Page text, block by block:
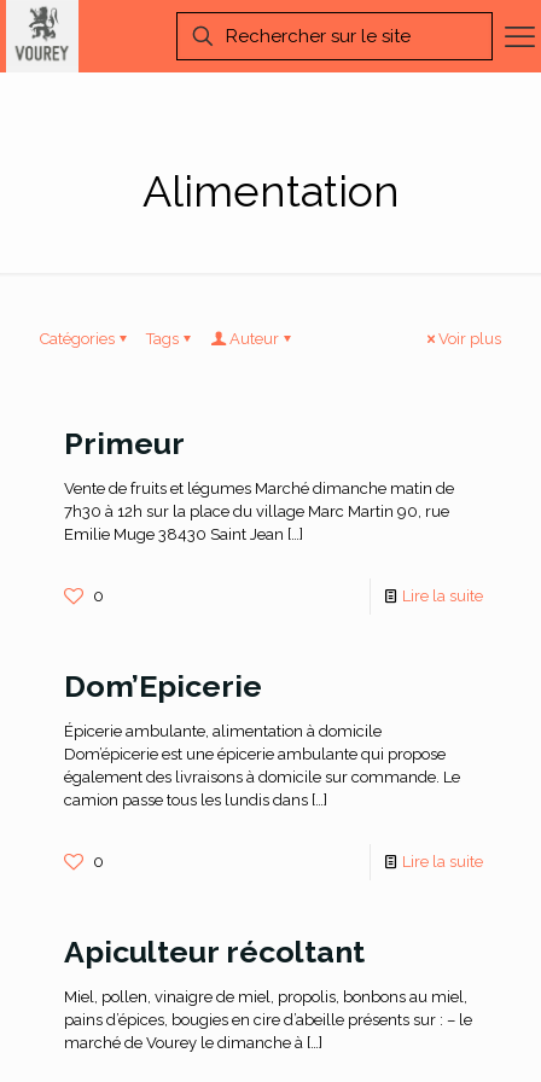
Alimentation
Catégories Tags Auteur Voir plus
Primeur
Vente de fruits et légumes Marché dimanche matin de
7h30 à 12h sur la place du village Marc Martin 90, rue
Emilie Muge 38430 Saint Jean […]
0 Lire la suite
Dom’Epicerie
Épicerie ambulante, alimentation à domicile
Dom’épicerie est une épicerie ambulante qui propose
également des livraisons à domicile sur commande. Le
camion passe tous les lundis dans […]
0 Lire la suite
Apiculteur récoltant
Miel, pollen, vinaigre de miel, propolis, bonbons au miel,
pains d’épices, bougies en cire d’abeille présents sur : – le
marché de Vourey le dimanche à […]